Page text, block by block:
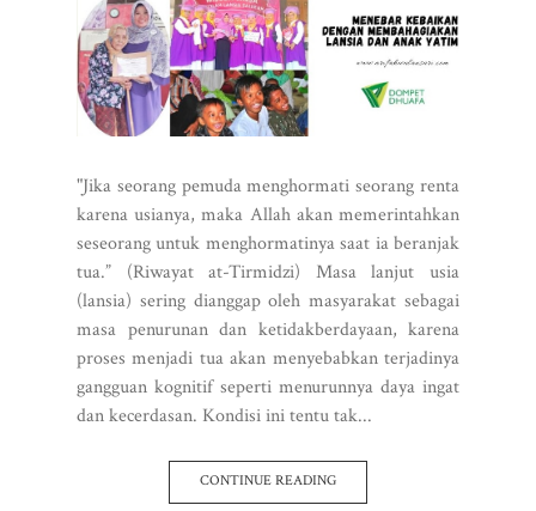
"Jika seorang pemuda menghormati seorang renta
karena usianya, maka Allah akan memerintahkan
seseorang untuk menghormatinya saat ia beranjak
tua.” (Riwayat at-Tirmidzi) Masa lanjut usia
(lansia) sering dianggap oleh masyarakat sebagai
masa penurunan dan ketidakberdayaan, karena
proses menjadi tua akan menyebabkan terjadinya
gangguan kognitif seperti menurunnya daya ingat
dan kecerdasan. Kondisi ini tentu tak...
CONTINUE READING